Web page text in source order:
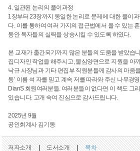
4. 일관된 논리의 풀이과정
1장부터 23장까지 동일한 논리로 문제에 대한 풀이
다. 이를 통하여 여러 가지의 접근법에서 올 수 있는
동안 독자들의 실력을 상승시킬 수 있도록 하였다.
본 교재가 출간되기까지 많은 분들의 도움을 받았습
집디자인 작업을 해주시고, 물심양면으로 지원을 아
낙규 사장님과 기타 편집부 직원분들께 감사의 마음
동’ 이름 석 자를 믿고 계속 저를 따라와 주신 나무경
DianS 회원여러분들. 여러분들이 없다면 이 책도 그
있습니다. 고개 숙여 진심으로 감사드립니다.
2025년 9월
공인회계사 김기동
저자소개 | 도서소개 | 목차